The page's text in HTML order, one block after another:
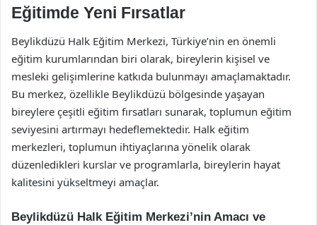
Eğitimde Yeni Fırsatlar
Beylikdüzü Halk Eğitim Merkezi, Türkiye’nin en önemli
eğitim kurumlarından biri olarak, bireylerin kişisel ve
mesleki gelişimlerine katkıda bulunmayı amaçlamaktadır.
Bu merkez, özellikle Beylikdüzü bölgesinde yaşayan
bireylere çeşitli eğitim fırsatları sunarak, toplumun eğitim
seviyesini artırmayı hedeflemektedir. Halk eğitim
merkezleri, toplumun ihtiyaçlarına yönelik olarak
düzenledikleri kurslar ve programlarla, bireylerin hayat
kalitesini yükseltmeyi amaçlar.
Beylikdüzü Halk Eğitim Merkezi’nin Amacı ve